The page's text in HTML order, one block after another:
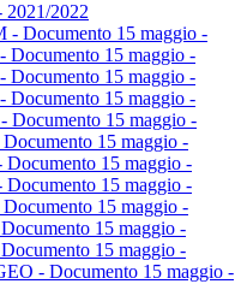
2021/2022
- Documento 15 maggio -
Documento 15 maggio -
Documento 15 maggio -
Documento 15 maggio -
Documento 15 maggio -
15 maggio -
15 maggio -
15 maggio -
15 maggio -
15 maggio -
15 maggio -
- Documento 15 maggio -